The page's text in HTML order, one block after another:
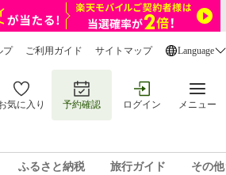
プ ご利用ガイド サイトマップ Language
気に入り 予約確認 ログイン メニュー
ふるさと納税 旅行ガイド
その他